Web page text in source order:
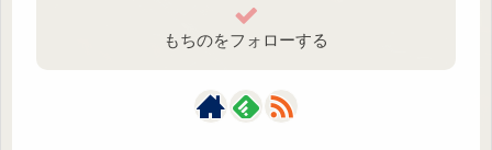
もちのをフォローする